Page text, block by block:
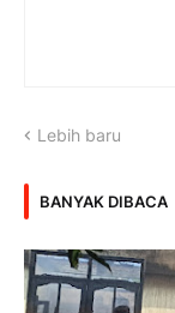
Lebih baru
BANYAK DIBACA